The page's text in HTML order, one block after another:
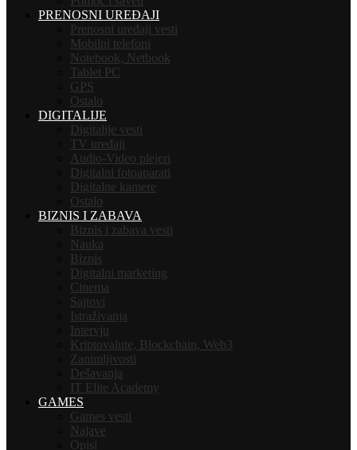
PRENOSNI UREĐAJI
Prenosni uređaji vesti
Mobilni telefoni
Notebook, Netbook
Tablet PC
GPS
Ostalo
DIGITALIJE
Digitalije vesti
TV uređaji
Audio-Video plejeri
Digitalni fotoaparati
Digitalne kamere
Ostalo
BIZNIS I ZABAVA
Biznis i zabava vesti
Nauka
Biznis
Digitalni marketing
Cinema
Sajtovi
Istraživanja
Intervju
Kriptovalute, Blockchain, Web3
Zanimljivosti
Dešavanja
IT Elite Academy
GAMES
Games vesti
Najave
Opisi